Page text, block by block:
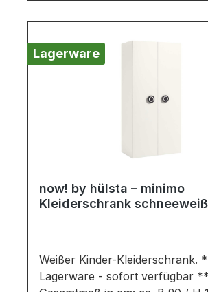
Belastung von Abdeckplatten:
laufendem Meter für
erforderlich). Farben können auf
Lagerware
now! by hülsta – minimo
Kleiderschrank
Weißer Kinder-Kleiderschrank.
Lagerware - sofort verfügbar